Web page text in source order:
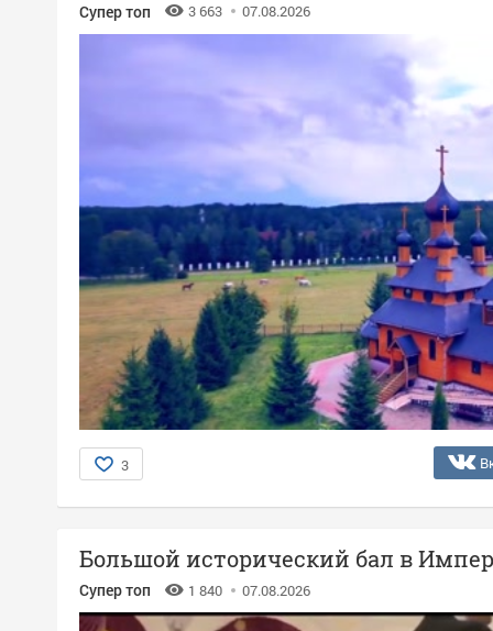
Супер топ 3 663 07.08.2026
3
Большой исторический бал в
Супер топ 1 840 07.08.2026